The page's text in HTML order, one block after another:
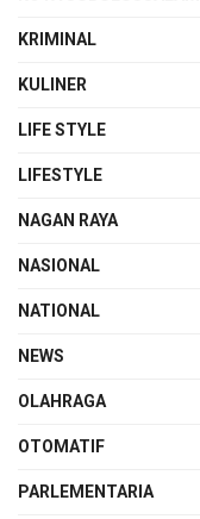
KRIMINAL
KULINER
LIFE STYLE
LIFESTYLE
NAGAN RAYA
NASIONAL
NATIONAL
NEWS
OLAHRAGA
OTOMATIF
PARLEMENTARIA